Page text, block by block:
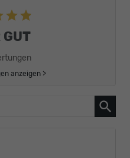
GUT
anzeigen >